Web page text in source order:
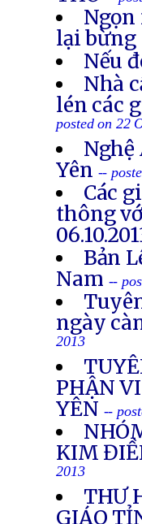
lại bừng
Nếu
Nhà
lén các
posted on 22
Nghệ
Yên --
Các
thông
Bản
Nam --
ngày
2013
PHẬN
YÊN --
KIM
2013
THƯ
GIÁO